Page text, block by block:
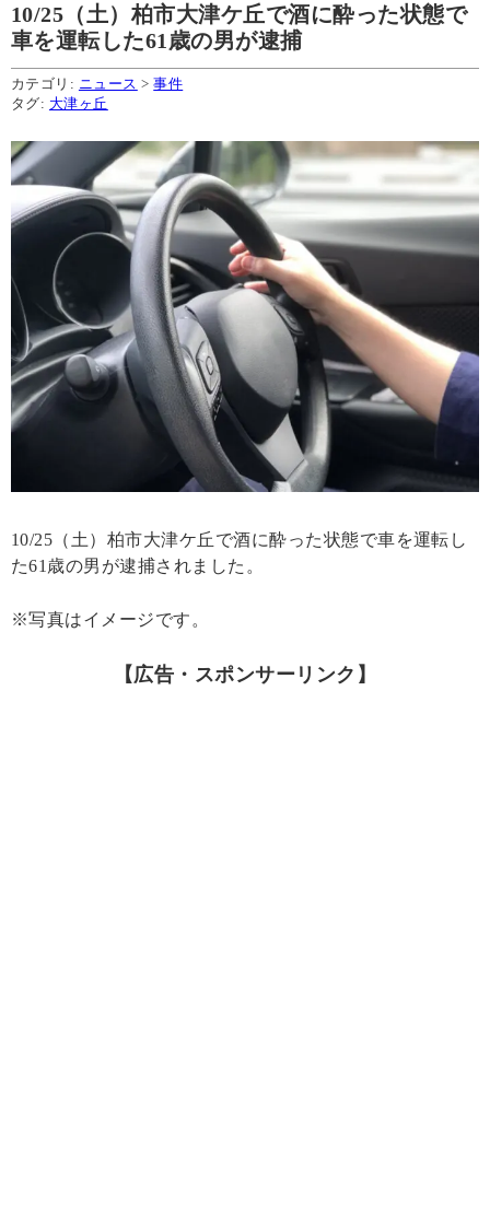
10/25（土）柏市大津ケ丘で酒に酔った状態で
車を運転した61歳の男が逮捕
カテゴリ: ニュース >事件
タグ: 大津ヶ丘
10/25（土）柏市大津ケ丘で酒に酔った状態で車を運転し
た61歳の男が逮捕されました。
※写真はイメージです。
【広告・スポンサーリンク】